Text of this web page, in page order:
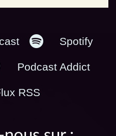
Spotify
Podcast Addict
RSS